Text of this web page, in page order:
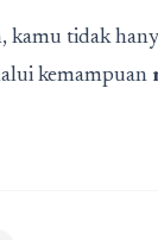
kamu tidak
kemampuan